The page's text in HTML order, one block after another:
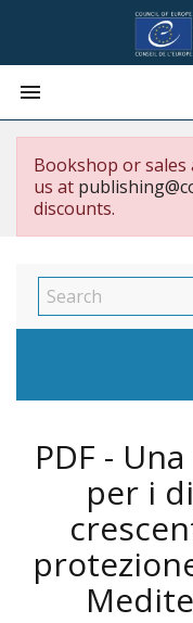

Bookshop or
us at
discounts.
PDF -
per i